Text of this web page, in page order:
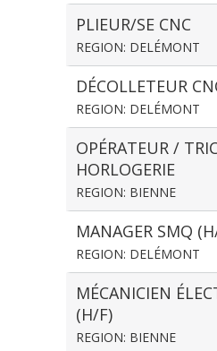
PLIEUR/SE CNC
REGION: DELÉMONT
DÉCOLLETEUR
REGION: DELÉMONT
OPÉRATEUR /
HORLOGERIE
REGION: BIENNE
MANAGER SMQ
REGION: DELÉMONT
MÉCANICIEN
(H/F)
REGION: BIENNE